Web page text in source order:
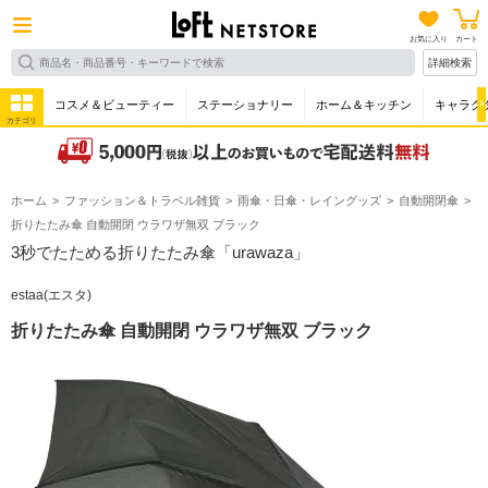
お気に入り カート
詳細検索
カテゴリ
コスメ＆ビューティー ステーショナリー ホーム＆キッチン キャラク
ホーム ファッション＆トラベル雑貨 雨傘・日傘・レイングッズ
自動開閉傘
折りたたみ傘 自動開閉 ウラワザ無双 ブラック
3秒でたためる折りたたみ傘「urawaza」
estaa(エスタ)
折りたたみ傘 自動開閉 ウラワザ無双 ブラック